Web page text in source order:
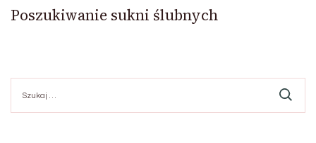
Poszukiwanie sukni ślubnych